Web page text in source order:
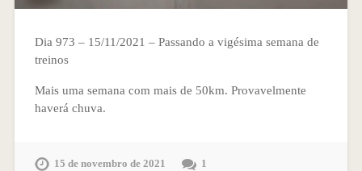
Dia 973 – 15/11/2021 – Passando a vigésima semana de
treinos
Mais uma semana com mais de 50km. Provavelmente
haverá chuva.
15 de novembro de 2021 1